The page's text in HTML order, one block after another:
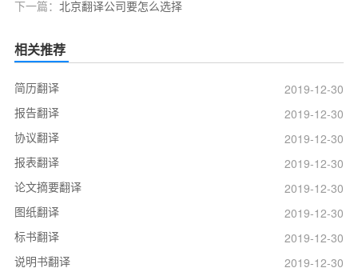
下一篇： 北京翻译公司要怎么选择
相关推荐
简历翻译
2019-12-30
报告翻译
2019-12-30
协议翻译
2019-12-30
报表翻译
2019-12-30
论文摘要翻译
2019-12-30
图纸翻译
2019-12-30
标书翻译
2019-12-30
说明书翻译
2019-12-30